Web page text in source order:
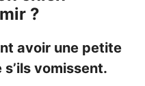
?
avoir une petite
vomissent.